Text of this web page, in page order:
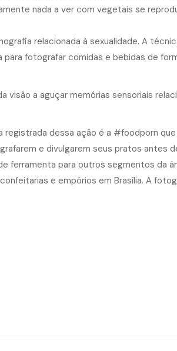
nada a ver com vegetais se
relacionada à sexualidade. A
fotografar comidas e bebidas de
a aguçar memórias sensoriais
dessa ação é a #foodporn
e divulgarem seus pratos antes
ferramenta para outros segmentos da
e empórios em Brasília. A